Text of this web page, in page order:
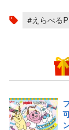
#えらべる